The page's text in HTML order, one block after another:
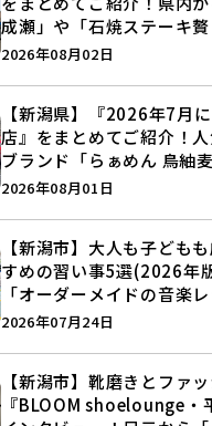
成瀬」や「石焼ステーキ
営業に幕…。
2026年08月02日
【新潟県】『2026年7月
店』をまとめてご紹介！
ブランド「らぁめん 鳥紬
しょうがの空」など盛り
2026年08月01日
【新潟市】大人も子ども
すめの習い事5選(2026年
「オーダーメイドの音楽
キックボクシング」で新し
2026年07月24日
【新潟市】靴磨きとファ
『BLOOM shoelounge・